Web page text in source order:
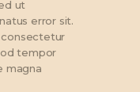
ut
error sit.
consectetur
tempor
magna